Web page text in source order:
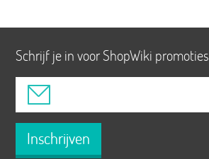
Schrijf je in voor ShopWiki promoties
Inschrijven